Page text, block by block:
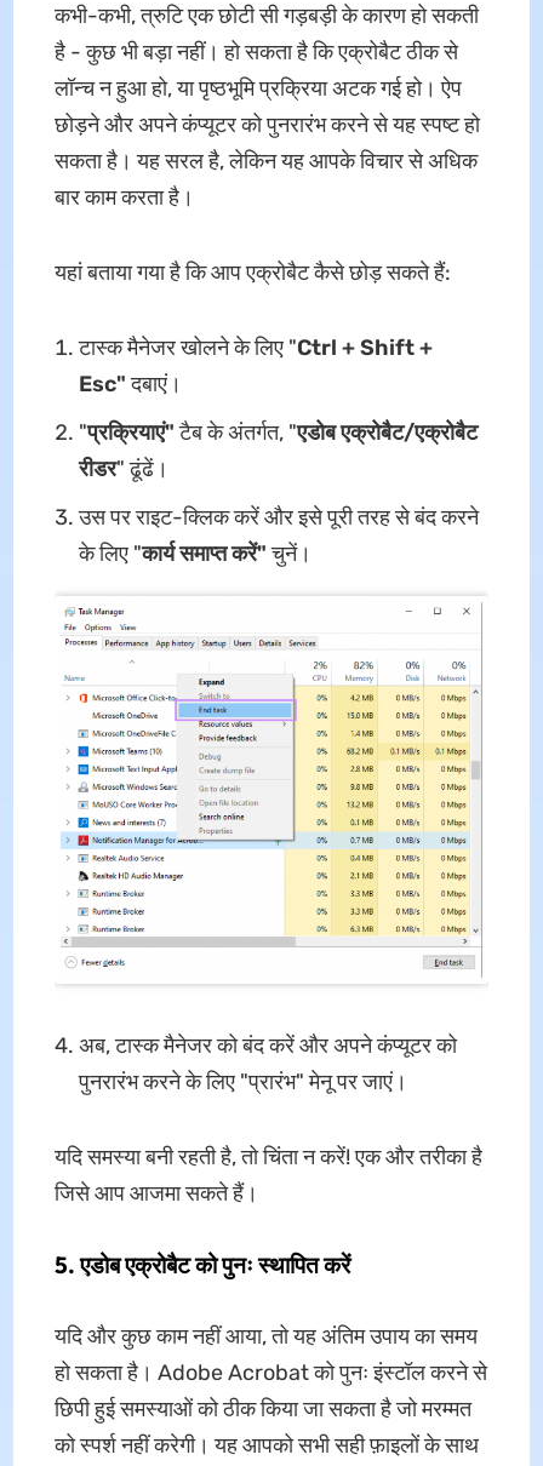
कभी-कभी, त्रुटि एक छोटी सी गड़बड़ी के कारण हो सकती
है - कुछ भी बड़ा नहीं। हो सकता है कि एक्रोबैट ठीक से
लॉन्च न हुआ हो, या पृष्ठभूमि प्रक्रिया अटक गई हो। ऐप
छोड़ने और अपने कंप्यूटर को पुनरारंभ करने से यह स्पष्ट हो
सकता है। यह सरल है, लेकिन यह आपके विचार से अधिक
बार काम करता है।
यहां बताया गया है कि आप एक्रोबैट कैसे छोड़ सकते हैं:
टास्क मैनेजर खोलने के लिए "Ctrl + Shift +
Esc"दबाएं।
"प्रक्रियाएं"टैब के अंतर्गत, "एडोब एक्रोबैट/एक्रोबैट
रीडर" ढूंढें।
उस पर राइट-क्लिक करें और इसे पूरी तरह से बंद करने
के लिए "कार्य समाप्त करें"चुनें।
अब, टास्क मैनेजर को बंद करें और अपने कंप्यूटर को
पुनरारंभ करने के लिए "प्रारंभ" मेनू पर जाएं।
यदि समस्या बनी रहती है, तो चिंता न करें! एक और तरीका है
जिसे आप आजमा सकते हैं।
5.एडोब एक्रोबैट को पुनः स्थापित करें
यदि और कुछ काम नहीं आया, तो यह अंतिम उपाय का समय
हो सकता है। Adobe Acrobat को पुनः इंस्टॉल करने से
छिपी हुई समस्याओं को ठीक किया जा सकता है जो मरम्मत
को स्पर्श नहीं करेगी। यह आपको सभी सही फ़ाइलों के साथ